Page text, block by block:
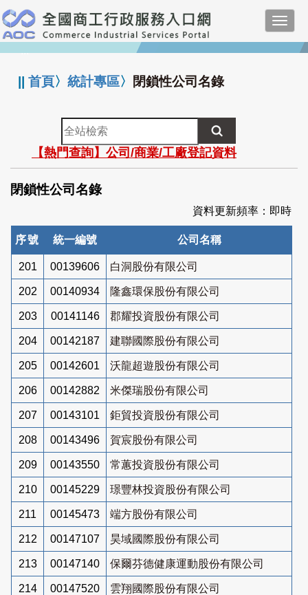
跳
到
主
要
:::
||首頁〉統計專區〉 閉鎖性公司名錄
全
站
檢
索
【熱門查詢】公司/商業/工廠登記資料
閉鎖性公司名錄
資料更新頻率：即時
序號 統一編號 公司名稱
201 00139606 白洞股份有限公司
202 00140934 隆鑫環保股份有限公司
203 00141146 郡耀投資股份有限公司
204 00142187 建聯國際股份有限公司
205 00142601 沃龍超遊股份有限公司
206 00142882 米傑瑞股份有限公司
207 00143101 鉅貿投資股份有限公司
208 00143496 賀宸股份有限公司
209 00143550 常蕙投資股份有限公司
210 00145229 璟豐林投資股份有限公司
211 00145473 端方股份有限公司
212 00147107 昊域國際股份有限公司
213 00147140 保爾芬德健康運動股份有限公司
214 00147520 雲翔國際股份有限公司